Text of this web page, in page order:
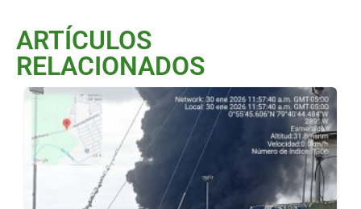
ARTÍCULOS
RELACIONADOS